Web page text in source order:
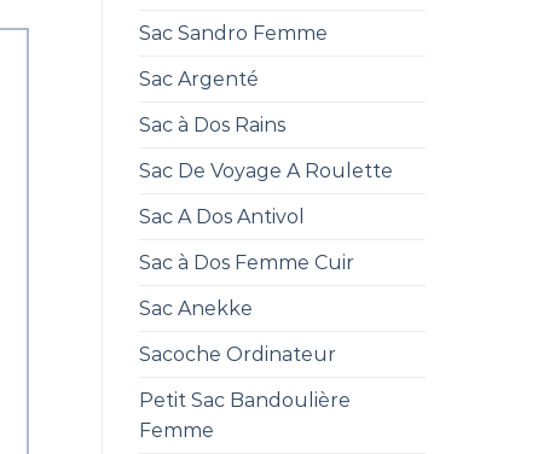
Sac Sandro Femme
Sac Argenté
Sac à Dos Rains
Sac De Voyage A Roulette
Sac A Dos Antivol
Sac à Dos Femme Cuir
Sac Anekke
Sacoche Ordinateur
Petit Sac Bandoulière
Femme